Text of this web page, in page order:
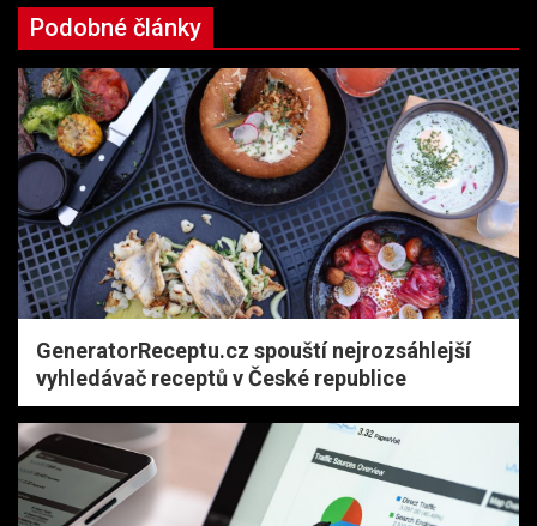
Podobné články
GeneratorReceptu.cz spouští nejrozsáhlejší
vyhledávač receptů v České republice